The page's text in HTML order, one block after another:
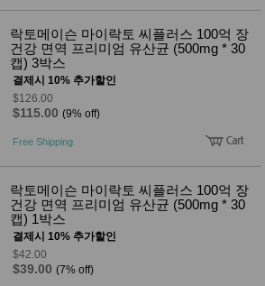
락토메이슨 마이락토 씨플러스 100억 장
건강 면역 프리미엄 유산균 (500mg * 30
캡) 3박스
결제시 10% 추가할인
$126.00
$115.00 (9% off)
Free Shipping
락토메이슨 마이락토 씨플러스 100억 장
건강 면역 프리미엄 유산균 (500mg * 30
캡) 1박스
결제시 10% 추가할인
$42.00
$39.00 (7% off)